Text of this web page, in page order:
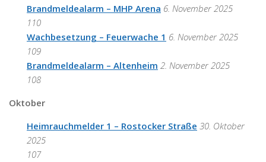
Brandmeldealarm – MHP Arena 6. November 2025
110
Wachbesetzung – Feuerwache 1 6. November 2025
109
Brandmeldealarm – Altenheim 2. November 2025
108
Oktober
Heimrauchmelder 1 – Rostocker Straße 30. Oktober
2025
107